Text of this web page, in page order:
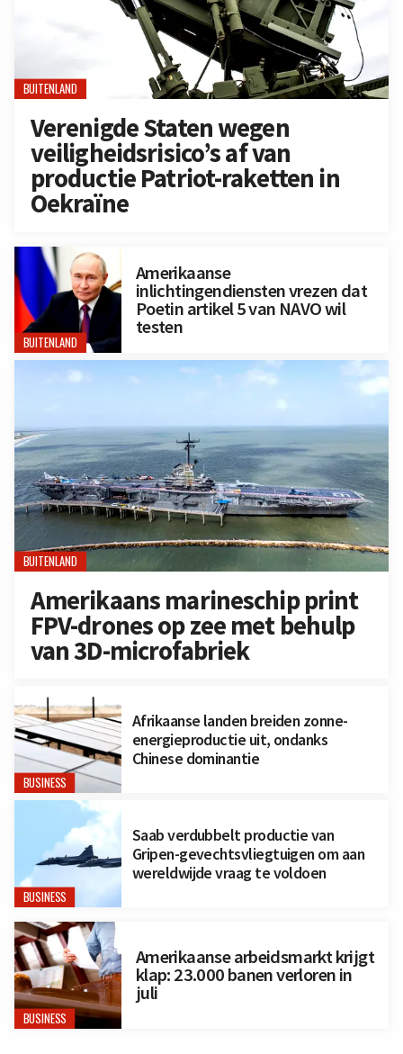
BUITENLAND
Verenigde Staten wegen
veiligheidsrisico’s af van
productie Patriot-raketten in
Oekraïne
BUITENLAND
Amerikaanse
inlichtingendiensten vrezen dat
Poetin artikel 5 van NAVO wil
testen
BUITENLAND
Amerikaans marineschip print
FPV-drones op zee met behulp
van 3D-microfabriek
BUSINESS
Afrikaanse landen breiden zonne-
energieproductie uit, ondanks
Chinese dominantie
BUSINESS
Saab verdubbelt productie van
Gripen-gevechtsvliegtuigen om aan
wereldwijde vraag te voldoen
BUSINESS
Amerikaanse arbeidsmarkt krijgt
klap: 23.000 banen verloren in
juli